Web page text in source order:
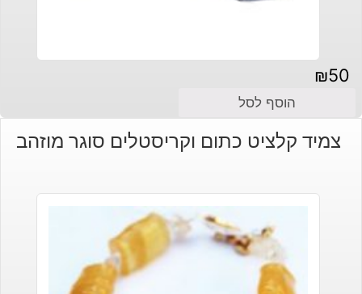
₪50
הוסף לסל
צמיד קלציט כתום וקריסטלים סוגר מוזהב